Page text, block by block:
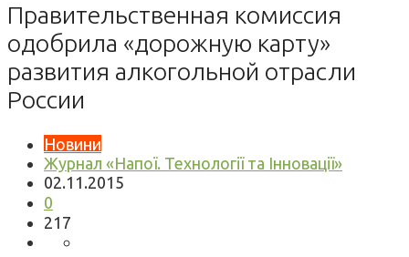
Правительственная комиссия
одобрила «дорожную карту»
развития алкогольной отрасли
России
Новини
Журнал «Напої. Технології та Інновації»
02.11.2015
0
217